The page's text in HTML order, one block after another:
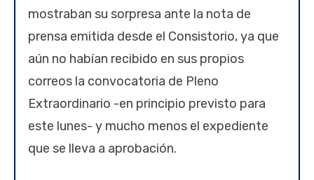
mostraban su sorpresa ante la nota de
prensa emitida desde el Consistorio, ya que
aún no habían recibido en sus propios
correos la convocatoria de Pleno
Extraordinario -en principio previsto para
este lunes- y mucho menos el expediente
que se lleva a aprobación.